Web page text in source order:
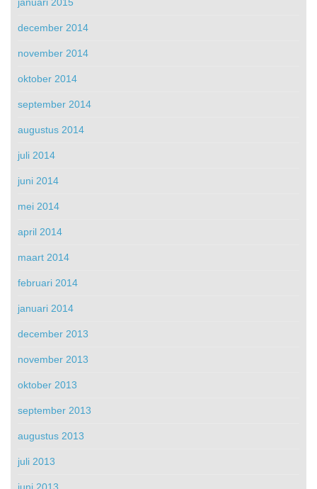
december 2014
november 2014
oktober 2014
september 2014
augustus 2014
juli 2014
juni 2014
mei 2014
april 2014
maart 2014
februari 2014
januari 2014
december 2013
november 2013
oktober 2013
september 2013
augustus 2013
juli 2013